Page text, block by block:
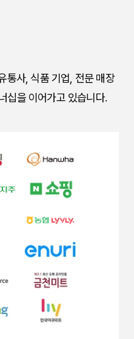
통사, 식품 기업, 전문 매장
십을 이어가고 있습니다.